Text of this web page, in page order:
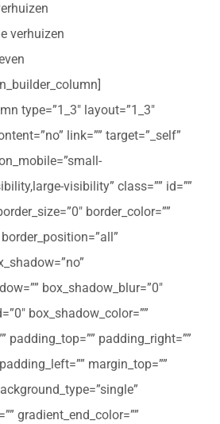
verhuizen
type=”1_3″ layout=”1_3″
link=”” target=”_self”
visibility” class=”” id=””
border_color=””
box_shadow_blur=”0″
box_shadow_color=””
padding_top=”” padding_right=””
margin_top=””
gradient_end_color=””